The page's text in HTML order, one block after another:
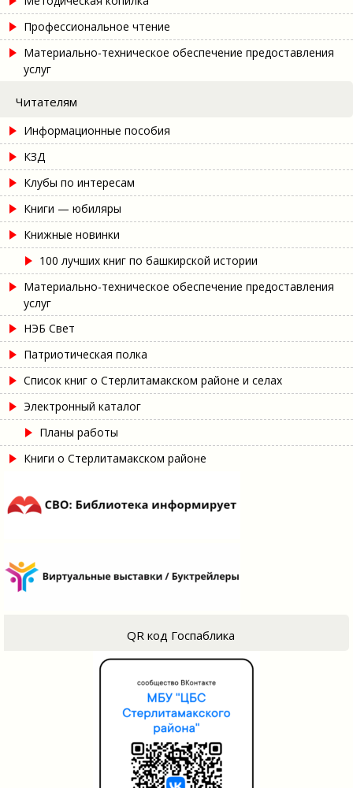
Профессиональное чтение
Материально-техническое обеспечение предоставления
услуг
Читателям
Информационные пособия
КЗД
Клубы по интересам
Книги — юбиляры
Книжные новинки
100 лучших книг по башкирской истории
Материально-техническое обеспечение предоставления
услуг
НЭБ Свет
Патриотическая полка
Список книг о Стерлитамакском районе и селах
Электронный каталог
Планы работы
Книги о Стерлитамакском районе
QR код Госпаблика